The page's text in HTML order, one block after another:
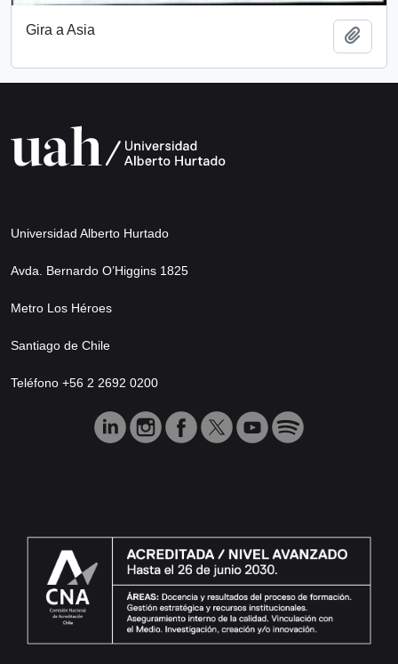
Gira a Asia
Universidad Alberto Hurtado
Avda. Bernardo O’Higgins 1825
Metro Los Héroes
Santiago de Chile
Teléfono +56 2 2692 0200